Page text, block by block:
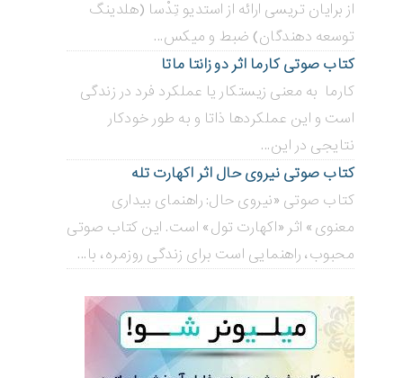
از برایان تریسی ارائه از استدیو تِدْسا (هلدینگ
توسعه دهندگان) ضبط و میکس...
کتاب صوتی کارما اثر دو زانتا ماتا
کارما به معنی زیستکار یا عملکرد فرد در زندگی
است و این عملکردها ذاتا و به طور خودکار
نتایجی در این...
کتاب صوتی نیروی حال اثر اکهارت تله
کتاب صوتی «نیروی حال: راهنمای بیداری
معنوی» اثر «اکهارت تول» است. این کتاب صوتی
محبوب، راهنمایی است برای زندگی روزمره، با...